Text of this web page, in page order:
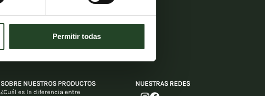
Permitir todas
SOBRE NUESTROS PRODUCTOS
¿Cuál es la diferencia entre
NUESTRAS REDES